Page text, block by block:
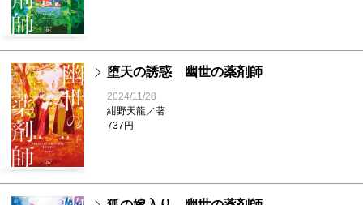
堕天の誘惑 幽世の薬剤師
2024/11/28
紺野天龍／著
737円